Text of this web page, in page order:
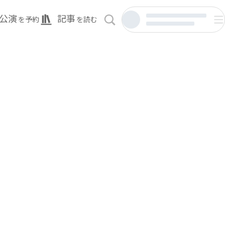
公演 を予約 記事 を読む